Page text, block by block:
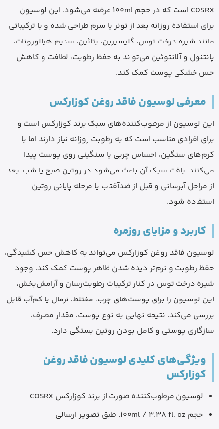
COSRX است که در حجم 100ml عرضه می‌شود. این لوسیون
برای استفاده روزانه بعد از تونر یا سرم طراحی شده و با ترکیباتی
مانند شیره درخت توس، گلیسیرین، بتائین، سدیم هیالورونات،
پانتنول و آلانتوئین می‌تواند به حفظ رطوبت، لطافت و کاهش
حس خشکی پوست کمک کند.
معرفی لوسیون فاقد روغن کوزارکس
این لوسیون از مرطوب‌کننده‌های سبک برند کوزارکس است و
برای افرادی مناسب است که به رطوبت روزانه نیاز دارند اما با
کرم‌های سنگین، احساس چربی یا سنگینی روی پوست پیدا
می‌کنند. بافت سبک آن باعث می‌شود در روتین صبح یا شب، بعد
از مراحل آبرسانی و قبل از ضدآفتاب یا مرحله پایانی روتین
استفاده شود.
کاربرد و مزایای روزمره
لوسیون فاقد روغن کوزارکس می‌تواند به کاهش حس کشیدگی،
حفظ رطوبت و نرم‌تر دیده شدن ظاهر پوست کمک کند. وجود
شیره درخت توس در کنار ترکیبات رطوبت‌رسان و آرامش‌بخش،
این لوسیون را برای پوست‌های چرب، مختلط، نرمال یا کم‌آب قابل
بررسی می‌کند. نتیجه نهایی به نوع پوست، مقدار مصرف،
سازگاری پوستی و کامل بودن روتین بستگی دارد.
ویژگی‌های کلیدی لوسیون فاقد روغن
کوزارکس
لوسیون مرطوب‌کننده صورت از برند کوزارکس COSRX
حجم 100ml / 3.38 fl. oz. طبق تصویر ارسالی